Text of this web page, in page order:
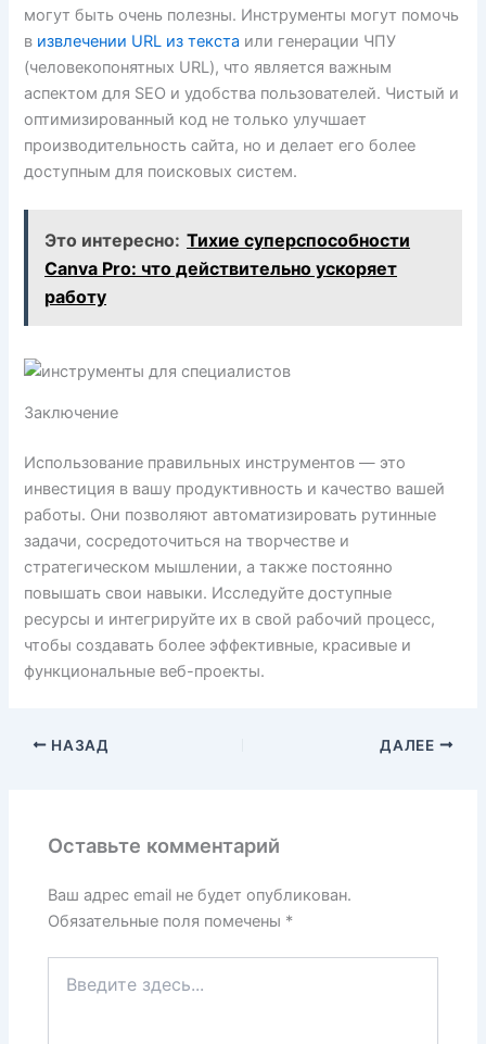
могут быть очень полезны. Инструменты могут помочь
в извлечении URL из текста или генерации ЧПУ
(человекопонятных URL), что является важным
аспектом для SEO и удобства пользователей. Чистый и
оптимизированный код не только улучшает
производительность сайта, но и делает его более
доступным для поисковых систем.
Это интересно: Тихие суперспособности
Canva Pro: что действительно ускоряет
работу
Заключение
Использование правильных инструментов — это
инвестиция в вашу продуктивность и качество вашей
работы. Они позволяют автоматизировать рутинные
задачи, сосредоточиться на творчестве и
стратегическом мышлении, а также постоянно
повышать свои навыки. Исследуйте доступные
ресурсы и интегрируйте их в свой рабочий процесс,
чтобы создавать более эффективные, красивые и
функциональные веб-проекты.
НАЗАД ДАЛЕЕ
Оставьте комментарий
Ваш адрес email не будет опубликован.
Обязательные поля помечены *
здесь...